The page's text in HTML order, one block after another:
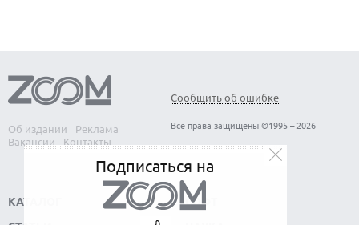
Об издании
Реклама
Вакансии
Контакты
Сообщить об ошибке
Все права защищены ©1995 – 2026
КАТАЛОГ
СОФТ
Подписаться на